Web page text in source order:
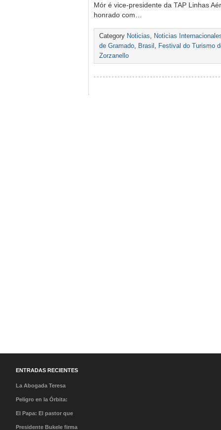
Mór é vice-presidente da TAP Linhas
honrado com…
Category Noticias, Noticias
de Gramado, Brasil , Festival do Turismo
Zorzanello
ENTRADAS RECIENTES
La Abogada Teresa
Stella Mera Gómez es la
Peligro en la Órbita:
¿Qué es la «Basura
El Papa: El pastor que
caminó en la tormenta y
Presidente Bukele firma